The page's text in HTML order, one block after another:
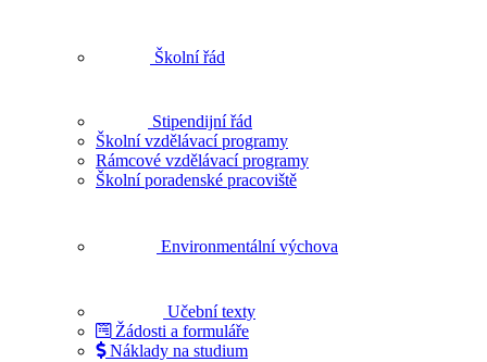
Školní řád
Stipendijní řád
Školní vzdělávací programy
Rámcové vzdělávací programy
Školní poradenské pracoviště
Environmentální výchova
Učební texty
Žádosti a formuláře
Náklady na studium